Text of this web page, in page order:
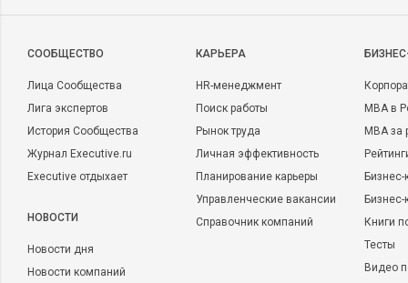
CООБЩЕСТВО
Лица Сообщества
Лига экспертов
История Сообщества
Журнал Executive.ru
Executive отдыхает
НОВОСТИ
Новости дня
Новости компаний
КАРЬЕРА
HR-менеджмент
Поиск работы
Рынок труда
Личная эффективность
Планирование карьеры
Управленческие вакансии
Справочник компаний
MBA в
MBA
Бизнес-
Книги
Тесты
Видео